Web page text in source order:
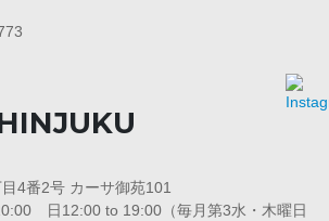
4番2号 カーサ御苑101
日12:00 to 19:00（毎月第3水・木曜日